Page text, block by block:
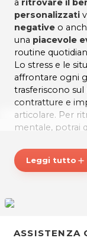
a ritrovare il
personalizzati
negative o
una piacevole
routine
Lo stress e le
affrontare ogni
trasferiscono
contratture e
articolare. Per
mentale, potrai
Massaggio
Massaggio
Leggi tutto add
ASSISTENZA